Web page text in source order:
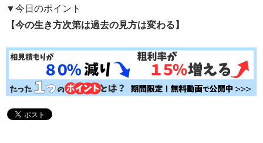
▼今日のポイント
【今の生き方次第は過去の見方は変わる】